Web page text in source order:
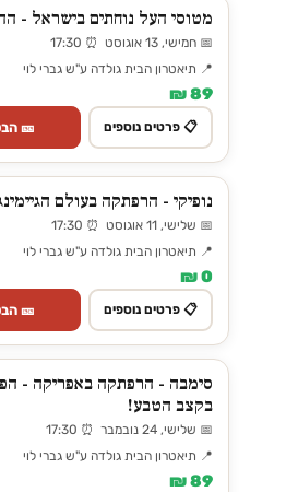
מטוסי העל נוחתים בישראל -
📅 חמישי, 13 אוגוסט ⏰ 17:30
📍 תיאטרון הבית גולדה ע"ש גברי לוי
89 ₪
📋 פרטים נוספים 🎫
נופיקי - הרפתקה בעולם
📅 שלישי, 11 אוגוסט ⏰ 17:30
📍 תיאטרון הבית גולדה ע"ש גברי לוי
0 ₪
📋 פרטים נוספים 🎫
סימבה - הרפתקה באפריקה -
בקצב הטבע!
📅 שלישי, 24 נובמבר ⏰ 17:30
📍 תיאטרון הבית גולדה ע"ש גברי לוי
89 ₪